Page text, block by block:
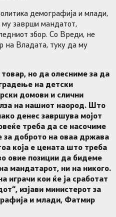
демографија и млади,
заврши мандатот,
збор. Со Вреди, не
на Владата, туку да му
но да олесниме за да
на детски
домови и слични
на нашиот наород. Што
денес завршува мојот
треба да се насочиме
доброто на оваа држава
која е цената што треба
овие позиции да бидеме
мандатарот, ни на никого.
играчи кои ќе ја сработат
изјави министерот за
и млади, Фатмир